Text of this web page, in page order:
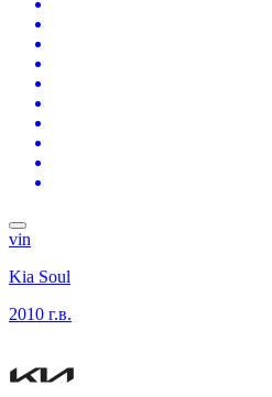
vin
Kia Soul
2010 г.в.